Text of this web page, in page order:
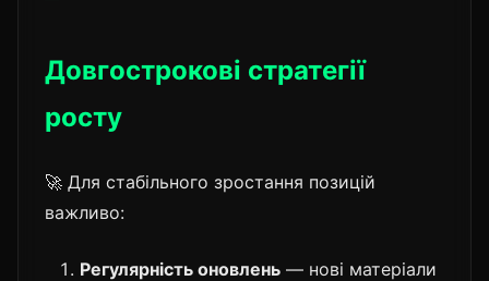
Довгострокові стратегії
росту
🚀 Для стабільного зростання позицій
важливо:
Регулярність оновлень — нові матеріали